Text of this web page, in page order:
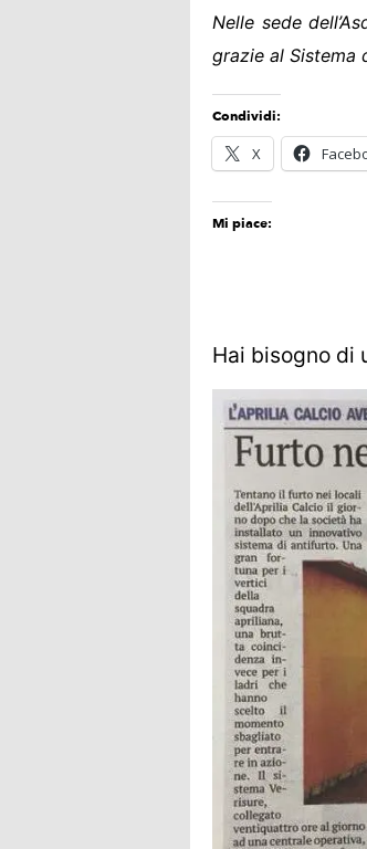
Nelle sede
grazie al Sistema
Condividi:
X
Mi piace:
Hai bisogno di